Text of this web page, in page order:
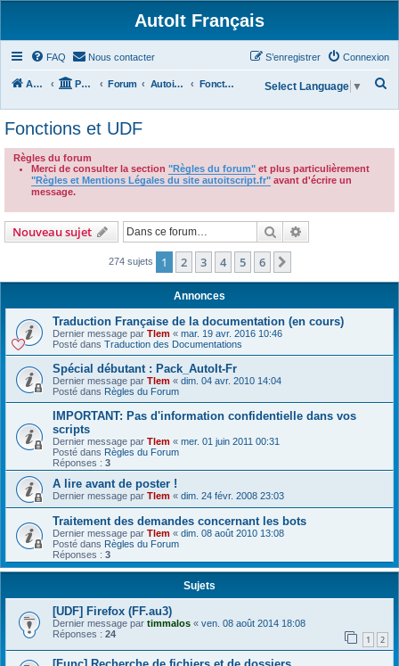
AutoIt Français
FAQ Nous contacter Connexion
S’enregistrer
Accueil Portail Forum Autoit v3 Fonctions et UDF
h
c
Select Language ▼
Fonctions et UDF
Règles du forum
Merci de consulter la section "Règles du forum" et plus particulièrement
"Règles et Mentions Légales du site autoitscript.fr" avant d'écrire un
message.
Nouveau sujet Rechercher
274 sujets 1 2 3 4 5 6
Annonces
Traduction Française de la documentation (en cours)
Dernier message par Tlem « mar. 19 avr. 2016 10:46
Posté dans Traduction des Documentations
Spécial débutant : Pack_AutoIt-Fr
Dernier message par Tlem « dim. 04 avr. 2010 14:04
Posté dans Règles du Forum
IMPORTANT: Pas d'information confidentielle dans vos
scripts
Dernier message par Tlem « mer. 01 juin 2011 00:31
Posté dans Règles du Forum
Réponses : 3
A lire avant de poster !
Dernier message par Tlem « dim. 24 févr. 2008 23:03
Traitement des demandes concernant les bots
Dernier message par Tlem « dim. 08 août 2010 13:08
Posté dans Règles du Forum
Réponses : 3
Sujets
[UDF] Firefox (FF.au3)
Dernier message par timmalos « ven. 08 août 2014 18:08
Réponses : 24 1 2